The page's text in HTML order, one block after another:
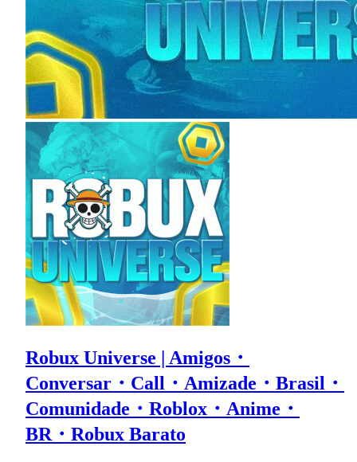
Robux Universe | Amigos・
Conversar・Call・Amizade・Brasil・
Comunidade・Roblox・Anime・
BR・Robux Barato